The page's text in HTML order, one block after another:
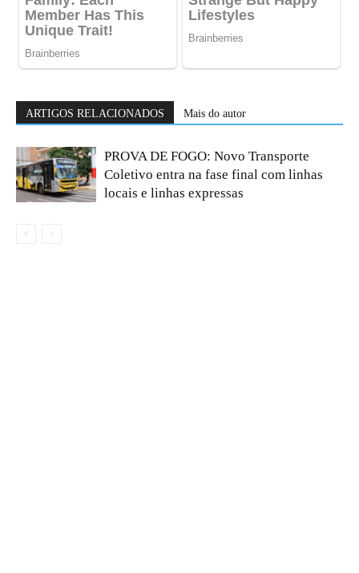
ARTIGOS RELACIONADOS Mais do autor
PROVA DE FOGO: Novo Transporte
Coletivo entra na fase final com linhas
locais e linhas expressas